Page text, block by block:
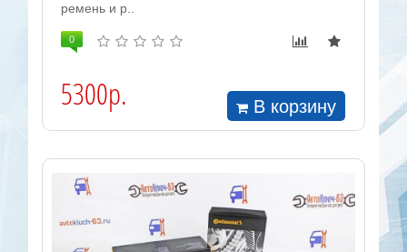
ремень и р..
0
5300р. В корзину